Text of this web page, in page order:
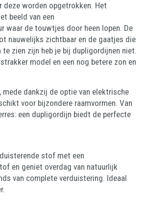
deze worden opgetrokken. Het
beeld van een
waar de touwtjes door heen lopen. De
nauwelijks zichtbaar en de gaatjes die
zien zijn heb je bij dupligordijnen niet.
model en een nog betere zon en
mede dankzij de optie van elektrische
voor bijzondere raamvormen. Van
een dupligordijn biedt de perfecte
stof met een
en geniet overdag van natuurlijk
van complete verduistering. Ideaal